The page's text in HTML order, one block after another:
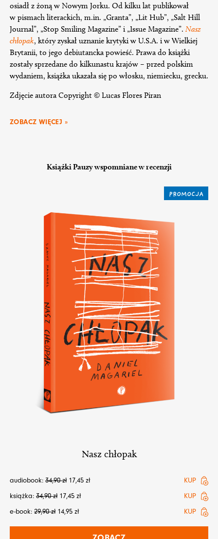
osiadł z żoną w Nowym Jorku. Od kilku lat publikował
w pismach literackich, m.in. „Granta”, „Lit Hub”, „Salt Hill
Journal”, „Stop Smiling Magazine” i „Issue Magazine”. Nasz
chłopak, który zyskał uznanie krytyki w U.S.A. i w Wielkiej
Brytanii, to jego debiutancka powieść. Prawa do książki
zostały sprzedane do kilkunastu krajów – przed polskim
wydaniem, książka ukazała się po włosku, niemiecku, grecku.
Zdjęcie autora Copyright © Lucas Flores Piran
ZOBACZ WIĘCEJ »
Książki Pauzy wspomniane w recenzji
PROMOCJA
Nasz chłopak
audiobook: 34,90zł 17,45 zł
KUP
książka: 34,90zł 17,45 zł
KUP
e-book: 29,90zł 14,95 zł KUP